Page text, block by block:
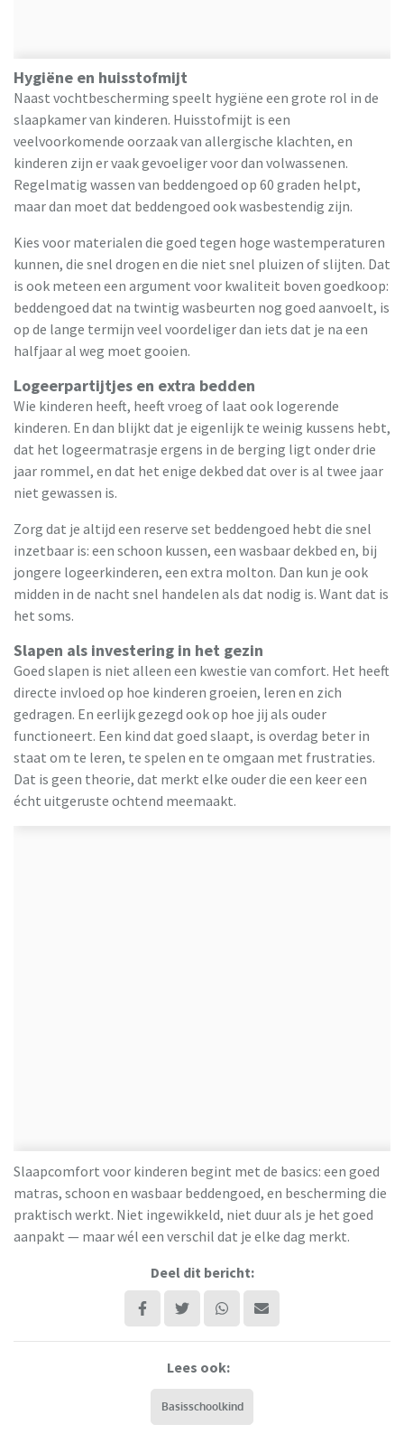
Hygiëne en huisstofmijt
Naast vochtbescherming speelt hygiëne een grote rol in de
slaapkamer van kinderen. Huisstofmijt is een
veelvoorkomende oorzaak van allergische klachten, en
kinderen zijn er vaak gevoeliger voor dan volwassenen.
Regelmatig wassen van beddengoed op 60 graden helpt,
maar dan moet dat beddengoed ook wasbestendig zijn.
Kies voor materialen die goed tegen hoge wastemperaturen
kunnen, die snel drogen en die niet snel pluizen of slijten. Dat
is ook meteen een argument voor kwaliteit boven goedkoop:
beddengoed dat na twintig wasbeurten nog goed aanvoelt, is
op de lange termijn veel voordeliger dan iets dat je na een
halfjaar al weg moet gooien.
Logeerpartijtjes en extra bedden
Wie kinderen heeft, heeft vroeg of laat ook logerende
kinderen. En dan blijkt dat je eigenlijk te weinig kussens hebt,
dat het logeermatrasje ergens in de berging ligt onder drie
jaar rommel, en dat het enige dekbed dat over is al twee jaar
niet gewassen is.
Zorg dat je altijd een reserve set beddengoed hebt die snel
inzetbaar is: een schoon kussen, een wasbaar dekbed en, bij
jongere logeerkinderen, een extra molton. Dan kun je ook
midden in de nacht snel handelen als dat nodig is. Want dat is
het soms.
Slapen als investering in het gezin
Goed slapen is niet alleen een kwestie van comfort. Het heeft
directe invloed op hoe kinderen groeien, leren en zich
gedragen. En eerlijk gezegd ook op hoe jij als ouder
functioneert. Een kind dat goed slaapt, is overdag beter in
staat om te leren, te spelen en te omgaan met frustraties.
Dat is geen theorie, dat merkt elke ouder die een keer een
écht uitgeruste ochtend meemaakt.
Slaapcomfort voor kinderen begint met de basics: een goed
matras, schoon en wasbaar beddengoed, en bescherming die
praktisch werkt. Niet ingewikkeld, niet duur als je het goed
aanpakt — maar wél een verschil dat je elke dag merkt.
Deel dit bericht:
Lees ook:
Basisschoolkind